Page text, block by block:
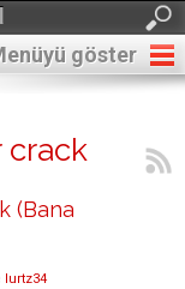
göster
crack
(Bana
lurtz34